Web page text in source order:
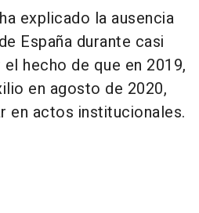
explicado la ausencia
España durante casi
hecho de que en 2019,
en agosto de 2020,
en actos institucionales.